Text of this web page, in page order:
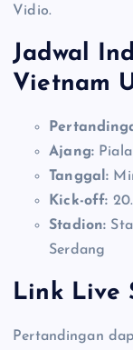
Vidio.
Jadwal
Vietnam
Ajang:Piala
Tanggal:
Kick-off:
Stadion:
Serdang
Link Live
Pertandingan